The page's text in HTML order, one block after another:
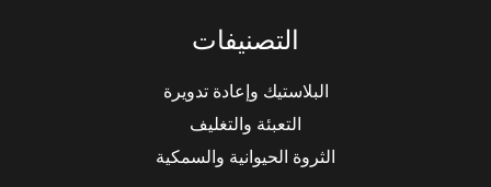
التصنيفات
البلاستيك وإعادة تدويرة
التعبئة والتغليف
الثروة الحيوانية والسمكية